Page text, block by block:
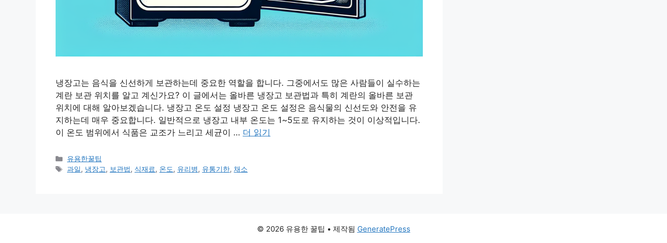
냉장고는 음식을 신선하게 보관하는데 중요한 역할을 합니다. 그중에서도 많은 사람들이 실수하는
계란 보관 위치를 알고 계신가요? 이 글에서는 올바른 냉장고 보관법과 특히 계란의 올바른 보관
위치에 대해 알아보겠습니다. 냉장고 온도 설정 냉장고 온도 설정은 음식물의 신선도와 안전을 유
지하는데 매우 중요합니다. 일반적으로 냉장고 내부 온도는 1~5도로 유지하는 것이 이상적입니다.
이 온도 범위에서 식품은 교조가 느리고 세균이 … 더 읽기
카
테
유용한꿀팁
태
과일, 냉장고, 보관법, 식재료, 온도, 유리병, 유통기한, 채소
© 2026 유용한 꿀팁 • 제작됨 GeneratePress